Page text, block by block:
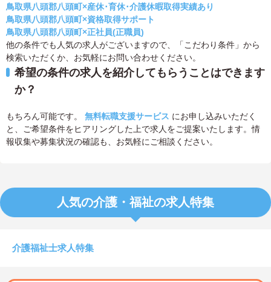
鳥取県八頭郡八頭町×産休･育休･介護休暇取得実績あり
鳥取県八頭郡八頭町×資格取得サポート
鳥取県八頭郡八頭町×正社員(正職員)
他の条件でも人気の求人がございますので、「こだわり条件」から
検索いただくか、お気軽にお問い合わせください。
希望の条件の求人を紹介してもらうことはできます
か？
もちろん可能です。 無料転職支援サービス にお申し込みいただく
と、ご希望条件をヒアリングした上で求人をご提案いたします。情
報収集や募集状況の確認も、お気軽にご相談ください。
人気の介護・福祉の求人特集
介護福祉士求人特集